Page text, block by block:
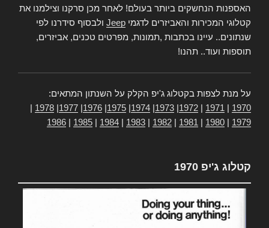
האספנות הנחשקים ביותר בעולם! לאחר מכן סרקנו וצילמנו את
קטלוגי המכירות והאביזרים לדגמי Jeep ולבסוף סידרנו לפי
שנתונים.. עיינו בכתבות ,תמונות, מפרטים טכנים, אביזרים,
תוספות ועוד.. תהנו!
על מנת לצפות בקטלוג ג'יפ הקלק על השנתון המתאים:
1970
1971
1972
1973
1974
1975
1976
1977
1978
1979
1980
1981
1982
1983
1984
1985
1986
קטלוג ג'יפ 1970